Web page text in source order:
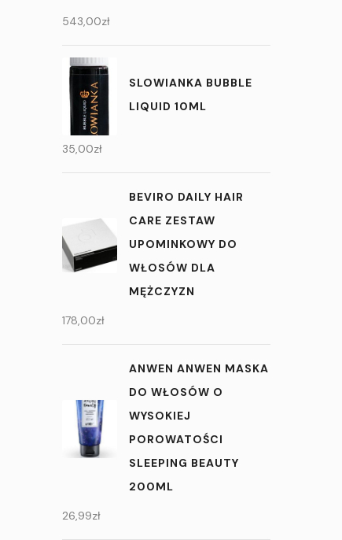
543,00zł
SLOWIANKA BUBBLE
LIQUID 10ML
35,00zł
BEVIRO DAILY HAIR
CARE ZESTAW
UPOMINKOWY DO
WŁOSÓW DLA
MĘŻCZYZN
178,00zł
ANWEN ANWEN MASKA
DO WŁOSÓW O
WYSOKIEJ
POROWATOŚCI
SLEEPING BEAUTY
200ML
26,99zł